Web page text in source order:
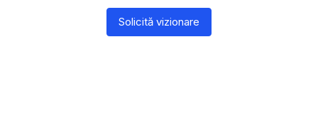
Solicită vizionare